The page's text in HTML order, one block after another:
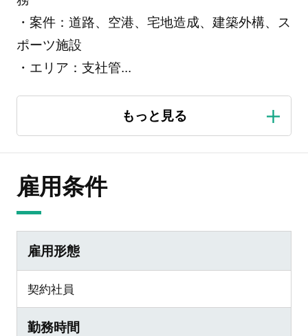
・案件：道路、空港、宅地造成、建築外構、ス
ポーツ施設
・エリア：支社管...
雇用条件
雇用形態
契約社員
勤務時間